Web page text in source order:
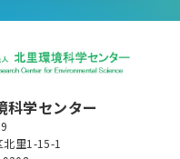
科学センター
里1-15-1